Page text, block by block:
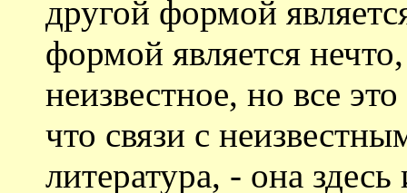
другой формой
формой является
неизвестное, но все
что связи с
литература, - она